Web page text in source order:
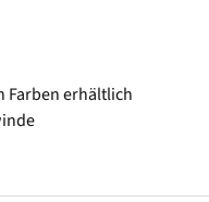
Farben erhältlich